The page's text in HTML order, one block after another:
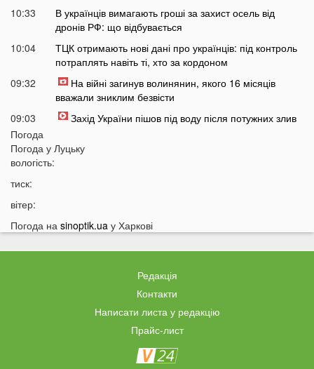
10:33
В українців вимагають гроші за захист осель від
дронів РФ: що відбувається
10:04
ТЦК отримають нові дані про українців: під контроль
потраплять навіть ті, хто за кордоном
09:32
На війні загинув волинянин, якого 16 місяців
вважали зниклим безвісти
09:03
Захід України пішов під воду після потужних злив
08:50
травмований
найближчим часом
Назвали 5 побутових справ, які не можна робити в
суботу та неділю
Назвали найжадібніших чоловіків за знаком Зодіаку
Ці речі категорично заборонено робити під час грози
Погода
Погода у Луцьку
вологість:
тиск:
вітер:
Погода на sinoptik.ua у Харкові
Редакція
Контакти
Написати листа у редакцію
Прайс-лист